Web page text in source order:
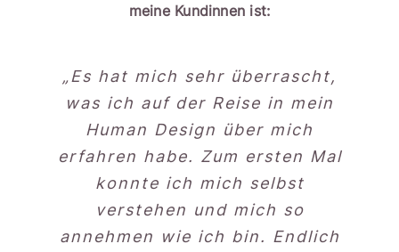
meine Kundinnen ist:
„Es hat mich sehr überrascht,
was ich auf der Reise in mein
Human Design über mich
erfahren habe. Zum ersten Mal
konnte ich mich selbst
verstehen und mich so
annehmen wie ich bin. Endlich
„Liebe Martina, dein Reading
war wundervoll💫und es
beginnt immer mehr in mir zu
wirken und zu arbeiten.🙏 So
berührend und spannend mein
Human Design kennen zu
lernen. Ich fühle mich in vielem
„Mein Human Design Reading
mit Martina war eine
wunderbare Bereicherung für
mich. Martina ist
sehr
professionell, einfühlsam und
aus tiefstem Herzen bei der
Sache, so dass ich mich zu jeder
„Martina lieben Dank für die
Reise in mein Human Design.
Das ist wirklich ein super Tool
um vielleicht unentdeckte oder
vergessene Seiten von mir neu
zu entdecken. Damit habe ich
das Gefühl, meine Stärken